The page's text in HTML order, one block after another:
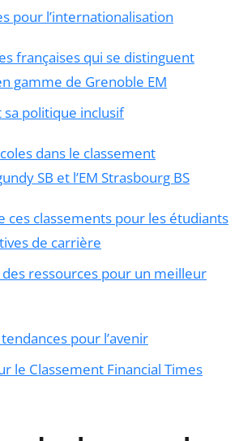
pour l’internationalisation
françaises qui se distinguent
gamme de Grenoble EM
sa politique inclusif
dans le classement
SB et l’EM Strasbourg BS
ces classements pour les étudiants
de carrière
ressources pour un meilleur
pour l’avenir
le Classement Financial Times